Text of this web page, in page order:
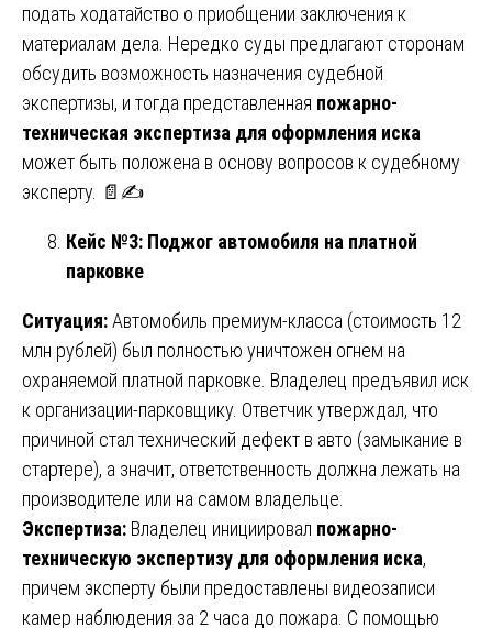
подать ходатайство о приобщении заключения к
материалам дела. Нередко суды предлагают сторонам
обсудить возможность назначения судебной
экспертизы, и тогда представленная пожарно-
техническая экспертиза для оформления иска
может быть положена в основу вопросов к судебному
эксперту. 📄✍️
Кейс №3: Поджог автомобиля на платной
парковке
Ситуация:Автомобиль премиум-класса (стоимость 12
млн рублей) был полностью уничтожен огнем на
охраняемой платной парковке. Владелец предъявил иск
к организации-парковщику. Ответчик утверждал, что
причиной стал технический дефект в авто (замыкание в
стартере), а значит, ответственность должна лежать на
производителе или на самом владельце.
Экспертиза: Владелец инициировал пожарно-
техническую экспертизу для оформления иска,
причем эксперту были предоставлены видеозаписи
камер наблюдения за 2 часа до пожара. С помощью